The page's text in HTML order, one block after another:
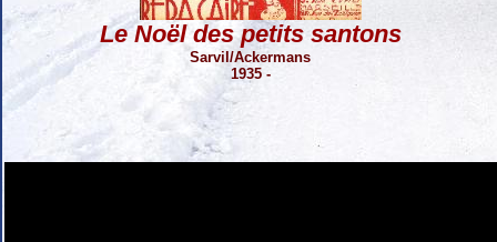
Le Noël des petits santons
Sarvil/Ackermans
1935 -